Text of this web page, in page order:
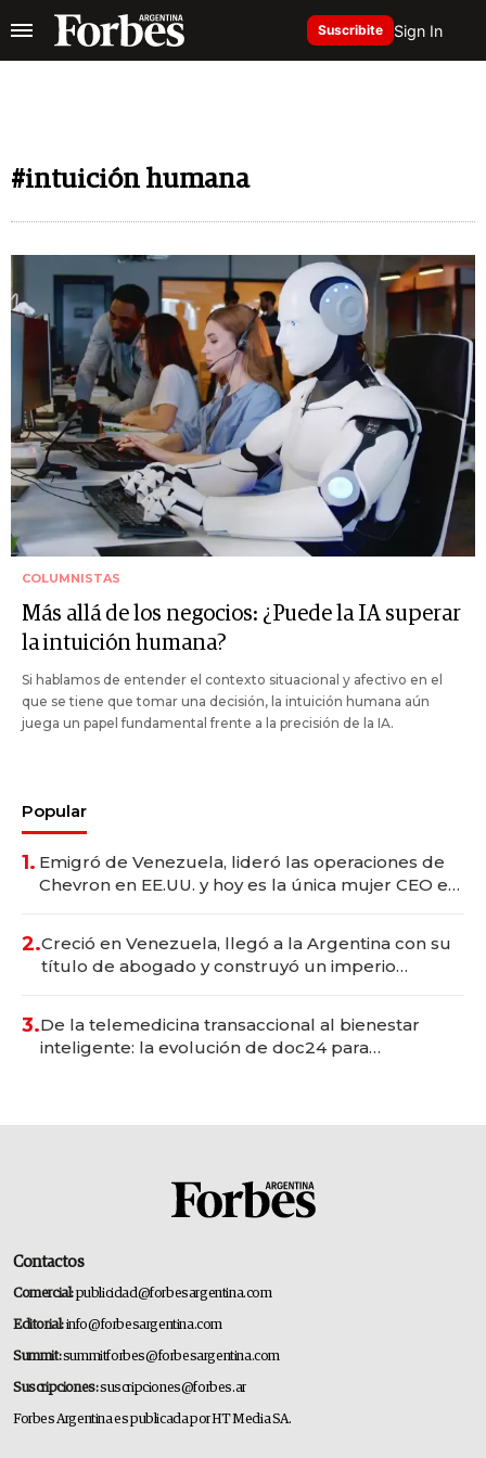
Suscribite Sign In
#intuición humana
COLUMNISTAS
Más allá de los negocios: ¿Puede la IA superar
la intuición humana?
Si hablamos de entender el contexto situacional y afectivo en el
que se tiene que tomar una decisión, la intuición humana aún
juega un papel fundamental frente a la precisión de la IA.
Popular
1. Emigró de Venezuela, lideró las operaciones de
Chevron en EE.UU. y hoy es la única mujer CEO en
2.Creció en Venezuela, llegó a la Argentina con su
título de abogado y construyó un imperio
3.De la telemedicina transaccional al bienestar
inteligente: la evolución de doc24 para
Contactos
Comercial:publicidad@forbesargentina.com
Editorial:info@forbesargentina.com
Summit:summitforbes@forbesargentina.com
Suscripciones:suscripciones@forbes.ar
Forbes Argentina es publicada por HT Media SA.